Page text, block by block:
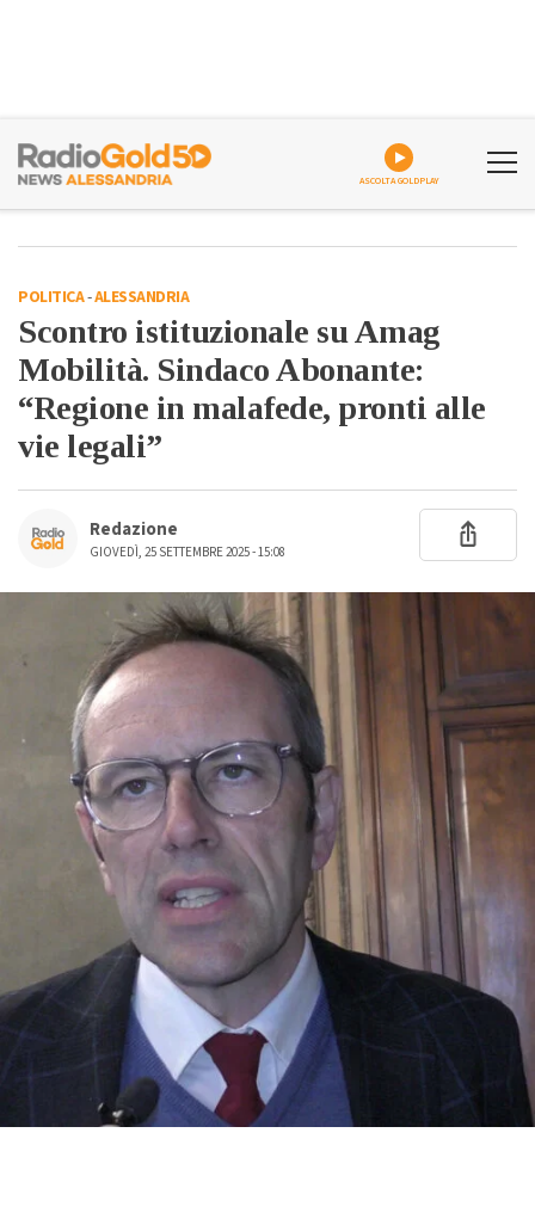
ASCOLTA GOLDPLAY
POLITICA-ALESSANDRIA
Scontro istituzionale su Amag
Mobilità. Sindaco Abonante:
“Regione in malafede, pronti alle
vie legali”
Redazione
GIOVEDÌ, 25 SETTEMBRE 2025 - 15:08